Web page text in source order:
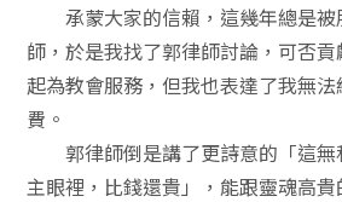
承蒙大家的信賴，這幾年總是被
師，於是我找了郭律師討論，可否
起為教會服務，但我也表達了我無
費。
郭律師倒是講了更詩意的「這無
主眼裡，比錢還貴」，能跟靈魂高貴